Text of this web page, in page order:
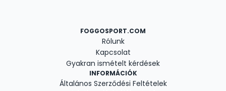
FOGGOSPORT.COM
Rólunk
Kapcsolat
Gyakran ismételt kérdések
INFORMÁCIÓK
Általános Szerződési Feltételek